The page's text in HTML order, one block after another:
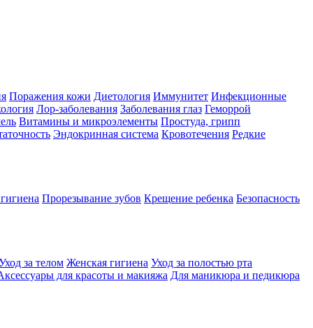
Поражения кожи Диетология Иммунитет Инфекционные
Лор-заболевания Заболевания глаз Геморрой
Витамины и микроэлементы Простуда, грипп
Эндокринная система Кровотечения Редкие
Прорезывание зубов Крещение ребенка Безопасность
за телом Женская гигиена Уход за полостью рта
для красоты и макияжа Для маникюра и педикюра